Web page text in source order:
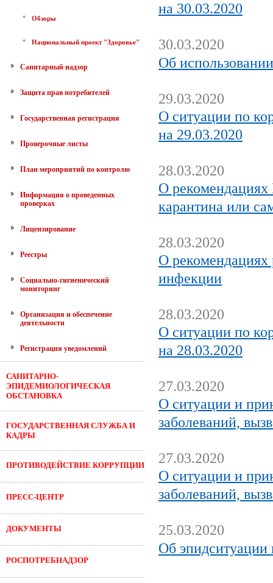
Обзоры
Национальный проект "Здоровье"
Санитарный надзор
Защита прав потребителей
Государственная регистрация
Проверочные листы
План мероприятий по контролю
Информация о проведенных
проверках
Лицензирование
Реестры
Социально-гигиенический
мониторинг
Организация и обеспечение
деятельности
Регистрация уведомлений
САНИТАРНО-
ЭПИДЕМИОЛОГИЧЕСКАЯ
ОБСТАНОВКА
ГОСУДАРСТВЕННАЯ СЛУЖБА И
КАДРЫ
ПРОТИВОДЕЙСТВИЕ КОРРУПЦИИ
ПРЕСС-ЦЕНТР
ДОКУМЕНТЫ
РОСПОТРЕБНАДЗОР
на 30.03.2020
30.03.2020
Об
29.03.2020
О ситуации по
на 29.03.2020
28.03.2020
О рекомендациях
карантина или
28.03.2020
О рекомендациях
инфекции
28.03.2020
О ситуации по
на 28.03.2020
27.03.2020
О ситуации и
заболеваний,
27.03.2020
О ситуации и
заболеваний,
25.03.2020
Об